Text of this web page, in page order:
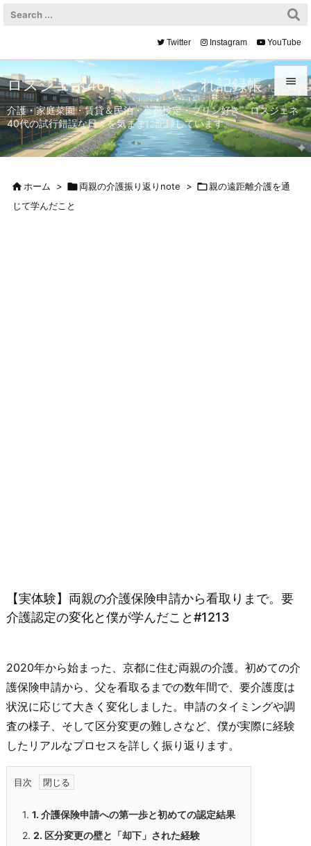


メニュ

サイド

Twitter Instagram YouTube
ロスジェネ40代の、あれこれ記録帳
介護・家庭菜園・賃貸＆民泊・京都検定・プリン好き。ロスジェネ
40代の試行錯誤な日々を気ままに記録しています。
ホーム > 両親の介護振り返りnote > 親の遠距離介護を通
じて学んだこと
【実体験】両親の介護保険申請から看取りまで。要
介護認定の変化と僕が学んだこと#1213
2020年から始まった、京都に住む両親の介護。初めての介
護保険申請から、父を看取るまでの数年間で、要介護度は
状況に応じて大きく変化しました。申請のタイミングや調
査の様子、そして区分変更の難しさなど、僕が実際に経験
したリアルなプロセスを詳しく振り返ります。
目次
1. 1. 介護保険申請への第一歩と初めての認定結果
2. 2. 区分変更の壁と「却下」された経験